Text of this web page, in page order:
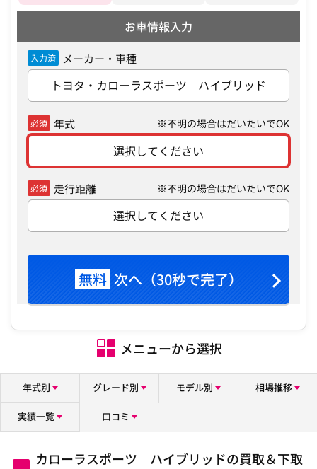
お車情報入力
入力済 メーカー・車種
トヨタ・カローラスポーツ ハイブリッド
必須 年式 ※不明の場合はだいたいでOK
選択してください
必須 走行距離 ※不明の場合はだいたいでOK
選択してください
無料 次へ（30秒で完了）
メニューから選択
年式別 グレード別 モデル別 相場推移
実績一覧 口コミ
カローラスポーツ ハイブリッドの買取＆下取